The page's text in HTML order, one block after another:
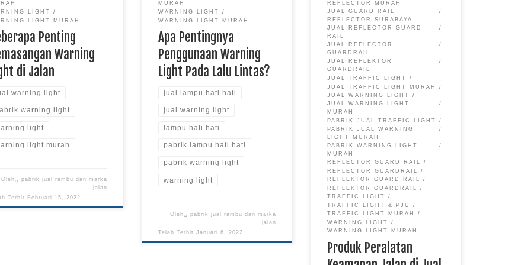
LIGHT
LIGHT MURAH
Penting
Warning
di Jalan
warning light
warning light
light
light murah
Oleh␣ pabrik jual rambu dan marka
jalan
Terbit Februari 15, 2022
MURAH
WARNING LIGHT
WARNING LIGHT MURAH
Apa Pentingnya
Penggunaan Warning
Light Pada Lalu Lintas?
jual lampu hati hati
jual warning light
lampu hati hati
pabrik lampu hati hati
pabrik warning light
warning light
Oleh␣ pabrik jual rambu dan marka
jalan
Telah TerbitJanuari 6, 2022
REFLECTOR MURAH
JUAL GUARD RAIL
REFLECTOR SURABAYA
JUAL REFLECTOR GUARD
RAIL
JUAL REFLECTOR
GUARDRAIL
JUAL REFLEKTOR
GUARDRAIL
JUAL TRAFFIC LIGHT
JUAL TRAFFIC LIGHT MURAH
JUAL WARNING LIGHT
JUAL WARNING LIGHT
MURAH
PABRIK JUAL TRAFFIC LIGHT
PABRIK JUAL WARNING
LIGHT MURAH
PABRIK WARNING LIGHT
MURAH
REFLECTOR GUARD RAIL
REFLECTOR GUARDRAIL
REFLEKTOR GUARD RAIL
REFLEKTOR GUARDRAIL
TRAFFIC LIGHT
TRAFFIC LIGHT & PJU
TRAFFIC LIGHT MURAH
WARNING LIGHT
WARNING LIGHT MURAH
Produk Peralatan